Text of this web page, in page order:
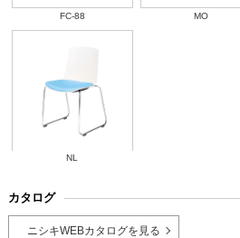
FC-88 MO
NL
カタログ
ニシキWEBカタログを見る